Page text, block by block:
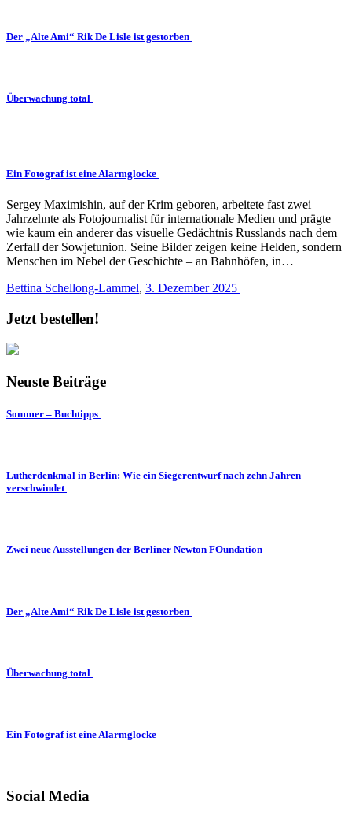
Der „Alte Ami“ Rik De Lisle ist gestorben
Überwachung total
Ein Fotograf ist eine Alarmglocke
Sergey Maximishin, auf der Krim geboren, arbeitete fast zwei
Jahrzehnte als Fotojournalist für internationale Medien und prägte
wie kaum ein anderer das visuelle Gedächtnis Russlands nach dem
Zerfall der Sowjetunion. Seine Bilder zeigen keine Helden, sondern
Menschen im Nebel der Geschichte – an Bahnhöfen, in…
Bettina Schellong-Lammel, 3. Dezember 2025
Jetzt bestellen!
Neuste Beiträge
Sommer – Buchtipps
Lutherdenkmal in Berlin: Wie ein Siegerentwurf nach zehn Jahren
verschwindet
Zwei neue Ausstellungen der Berliner Newton FOundation
Der „Alte Ami“ Rik De Lisle ist gestorben
Überwachung total
Ein Fotograf ist eine Alarmglocke
Social Media